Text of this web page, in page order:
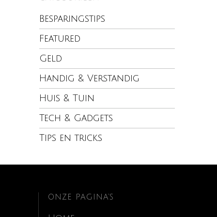
Besparingstips
Featured
Geld
Handig & Verstandig
Huis & Tuin
Tech & Gadgets
Tips en tricks
ONZE PAGINA’S